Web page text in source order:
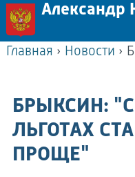
Главная › Новости ›
БРЫКСИН:
ЛЬГОТАХ
ПРОЩЕ"